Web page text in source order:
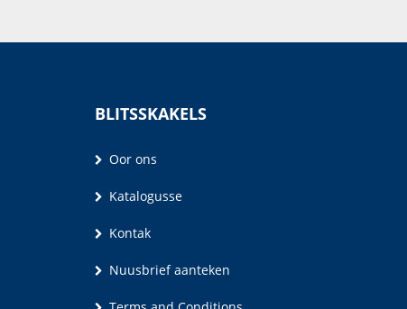
BLITSSKAKELS
Oor ons
Katalogusse
Kontak
Nuusbrief aanteken